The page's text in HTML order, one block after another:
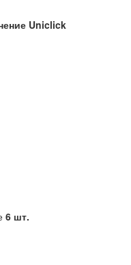
Uniclick
6 шт.